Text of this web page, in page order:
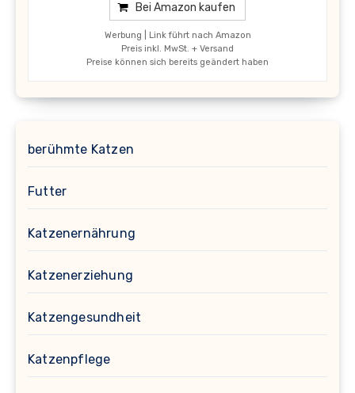
Bei Amazon kaufen
Werbung | Link führt nach Amazon
Preis inkl. MwSt. + Versand
Preise können sich bereits geändert haben
berühmte Katzen
Futter
Katzenernährung
Katzenerziehung
Katzengesundheit
Katzenpflege